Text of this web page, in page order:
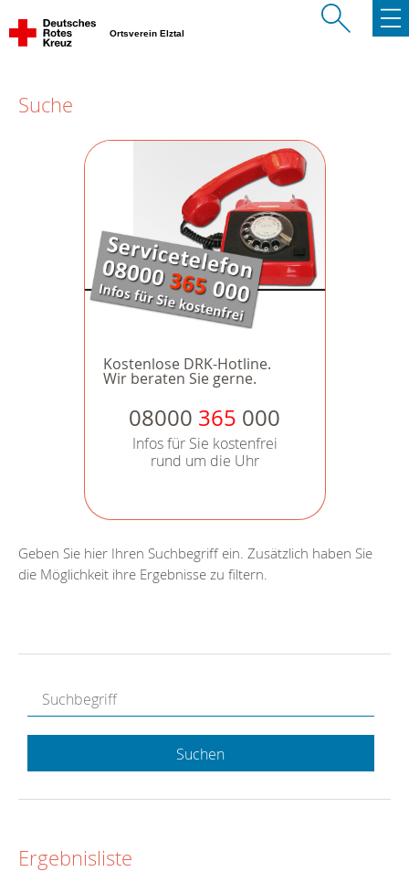
Ortsverein Elztal
Suche
Kostenlose DRK-Hotline.
Wir beraten Sie gerne.
08000 365 000
Infos für Sie kostenfrei
rund um die Uhr
Geben Sie hier Ihren Suchbegriff ein. Zusätzlich haben Sie
die Möglichkeit ihre Ergebnisse zu filtern.
Suchen
Ergebnisliste